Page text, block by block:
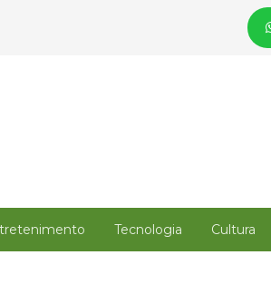
Tecnologia Cultura